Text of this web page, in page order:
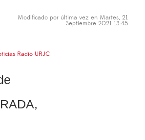
Modificado por última vez en Martes, 21
Septiembre 2021 13:45
Radio URJC